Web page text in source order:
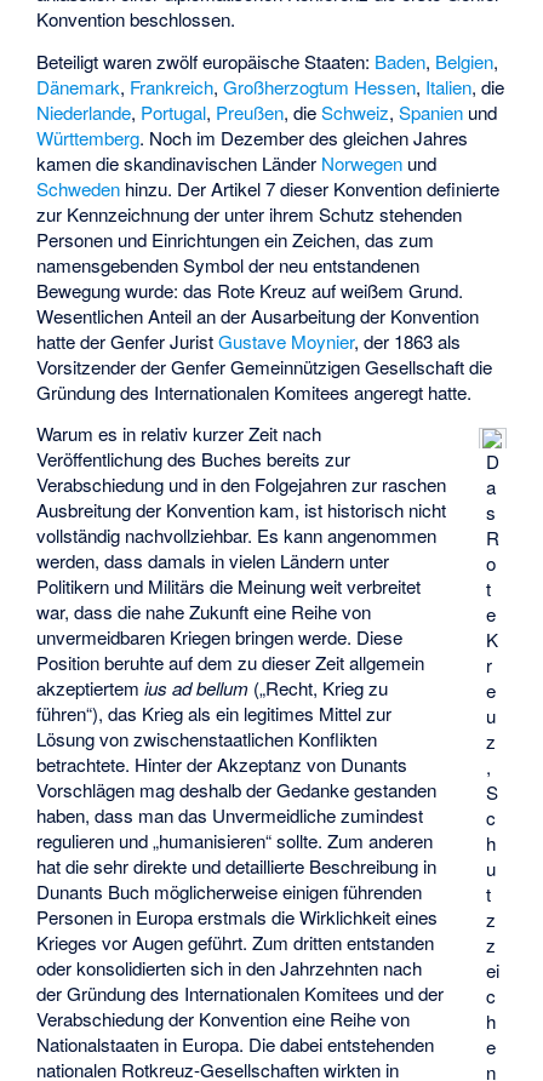
Konvention beschlossen.
Beteiligt waren zwölf europäische Staaten: Baden, Belgien,
Dänemark, Frankreich,Großherzogtum Hessen, Italien, die
Niederlande, Portugal, Preußen, dieSchweiz,Spanien und
Württemberg. Noch im Dezember des gleichen Jahres
kamen die skandinavischen Länder Norwegen und
Schweden hinzu. Der Artikel 7 dieser Konvention definierte
zur Kennzeichnung der unter ihrem Schutz stehenden
Personen und Einrichtungen ein Zeichen, das zum
namensgebenden Symbol der neu entstandenen
Bewegung wurde: das Rote Kreuz auf weißem Grund.
Wesentlichen Anteil an der Ausarbeitung der Konvention
hatte der Genfer JuristGustave Moynier, der 1863 als
Vorsitzender der Genfer Gemeinnützigen Gesellschaft die
Gründung des Internationalen Komitees angeregt hatte.
D
a
s
R
o
t
e
K
r
e
u
z
,
S
c
h
u
t
z
z
ei
c
h
e
n
Warum es in relativ kurzer Zeit nach
Veröffentlichung des Buches bereits zur
Verabschiedung und in den Folgejahren zur raschen
Ausbreitung der Konvention kam, ist historisch nicht
vollständig nachvollziehbar. Es kann angenommen
werden, dass damals in vielen Ländern unter
Politikern und Militärs die Meinung weit verbreitet
war, dass die nahe Zukunft eine Reihe von
unvermeidbaren Kriegen bringen werde. Diese
Position beruhte auf dem zu dieser Zeit allgemein
akzeptiertemius ad bellum („Recht, Krieg zu
führen“), das Krieg als ein legitimes Mittel zur
Lösung von zwischenstaatlichen Konflikten
betrachtete. Hinter der Akzeptanz von Dunants
Vorschlägen mag deshalb der Gedanke gestanden
haben, dass man das Unvermeidliche zumindest
regulieren und „humanisieren“ sollte. Zum anderen
hat die sehr direkte und detaillierte Beschreibung in
Dunants Buch möglicherweise einigen führenden
Personen in Europa erstmals die Wirklichkeit eines
Krieges vor Augen geführt. Zum dritten entstanden
oder konsolidierten sich in den Jahrzehnten nach
der Gründung des Internationalen Komitees und der
Verabschiedung der Konvention eine Reihe von
Nationalstaaten in Europa. Die dabei entstehenden
nationalen Rotkreuz-Gesellschaften wirkten in